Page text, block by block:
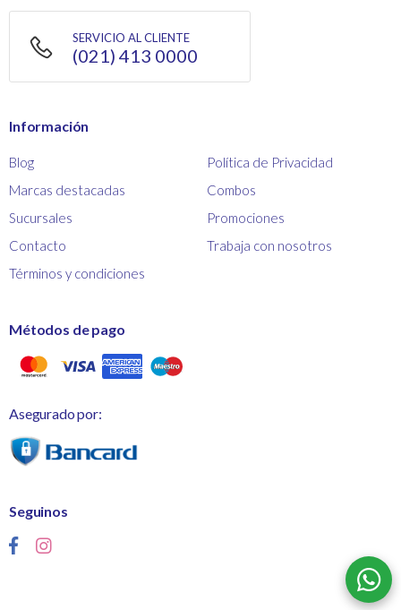
SERVICIO AL CLIENTE
(021) 413 0000
Información
Blog
Marcas destacadas
Sucursales
Contacto
Términos y condiciones
Política de Privacidad
Combos
Promociones
Trabaja con nosotros
Métodos de pago
Asegurado por:
Seguinos